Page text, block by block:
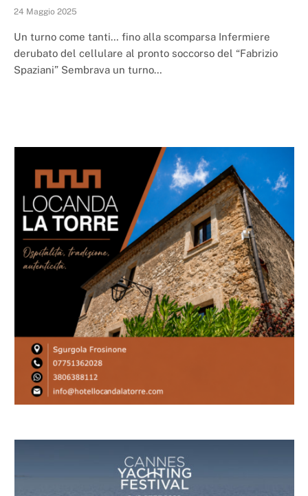
24 Maggio 2025
Un turno come tanti… fino alla scomparsa Infermiere
derubato del cellulare al pronto soccorso del “Fabrizio
Spaziani” Sembrava un turno…